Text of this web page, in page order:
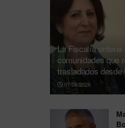
La Fiscalía
comunidades que
trasladados desde
07/08/2026